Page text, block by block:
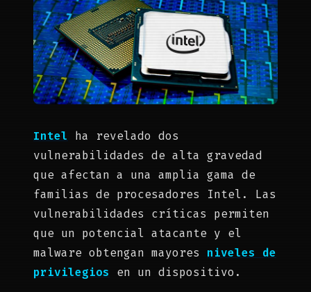
Intel ha revelado dos
vulnerabilidades de alta gravedad
que afectan a una amplia gama de
familias de procesadores Intel. Las
vulnerabilidades críticas permiten
que un potencial atacante y el
malware obtengan mayores niveles de
privilegios
en un dispositivo.